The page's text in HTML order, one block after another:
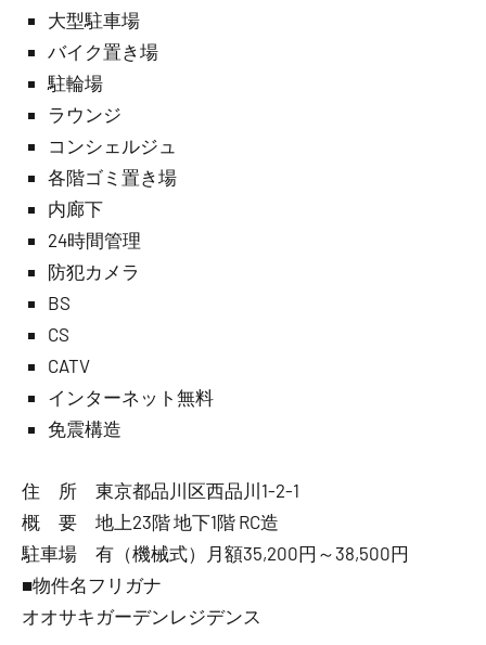
大型駐車場
バイク置き場
駐輪場
ラウンジ
コンシェルジュ
各階ゴミ置き場
内廊下
24時間管理
防犯カメラ
BS
CS
CATV
インターネット無料
免震構造
住 所 東京都品川区西品川1-2-1
概 要 地上23階 地下1階 RC造
駐車場 有（機械式）月額35,200円～38,500円
■物件名フリガナ
オオサキガーデンレジデンス